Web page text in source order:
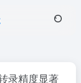
录精度显著